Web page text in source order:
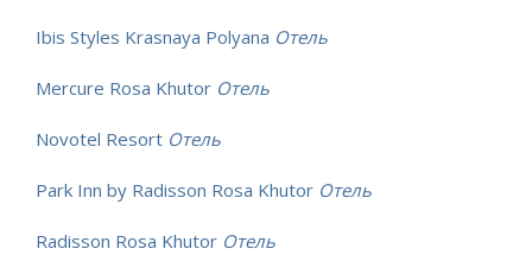
Ibis Styles Krasnaya Polyana Отель
Mercure Rosa Khutor Отель
Novotel Resort Отель
Park Inn by Radisson Rosa Khutor Отель
Radisson Rosa Khutor Отель